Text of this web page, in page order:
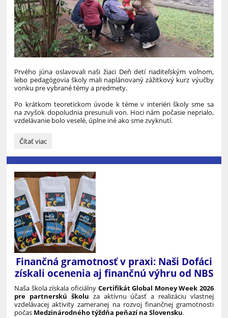
Prvého júna oslavovali naši žiaci Deň detí riaditeľským voľnom,
lebo pedagógovia školy mali naplánovaný zážitkový kurz výučby
vonku pre vybrané témy a predmety.
Po krátkom teoretickom úvode k téme v interiéri školy sme sa
na zvyšok dopoludnia presunuli von. Hoci nám počasie neprialo,
vzdelávanie bolo veselé, úplne iné ako sme zvyknutí.
„Hurá
Čítať viac
Finančná gramotnosť v praxi: Naši Dofáci
získali ocenenia aj finančnú výhru od NBS
Naša škola získala oficiálnyCertifikát Global Money Week 2026
pre partnerskú školu za aktívnu účasť a realizáciu vlastnej
vzdelávacej aktivity zameranej na rozvoj finančnej gramotnosti
počas Medzinárodného týždňa peňazí na Slovensku.